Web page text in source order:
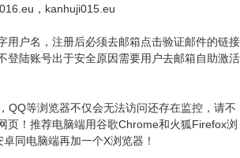
，kanhuji015.eu
用户名，注册后必须去邮箱点击验证邮件的链接
登陆账号出于安全原因需要用户去邮箱自助激活
QQ等浏览器不仅会无法访问还存在监控，请不
页！推荐电脑端用谷歌Chrome和火狐Firefox浏
同电脑端再加一个X浏览器！